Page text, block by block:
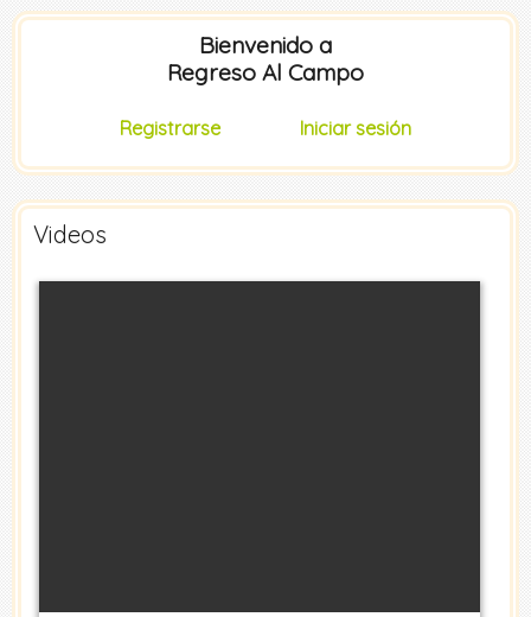
Bienvenido a
Regreso Al Campo
Registrarse Iniciar sesión
Videos